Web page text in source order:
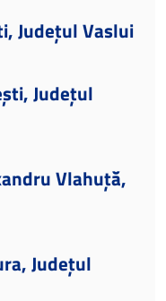
Județul Vaslui
Județul
Vlahuță,
Județul